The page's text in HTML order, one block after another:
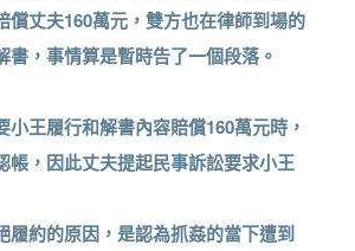
償丈夫160萬元，雙方也在律師到場的
書，事情算是暫時告了一個段落。
小王履行和解書內容賠償160萬元時，
帳，因此丈夫提起民事訴訟要求小王
履約的原因，是認為抓姦的當下遭到